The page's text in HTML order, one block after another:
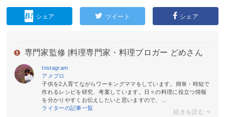
シェア ツイート シェア
専門家監修 | 料理専門家・料理ブロガー どめさん
Instagram
アメブロ
子供を2人育てながらワーキングママをしています。簡単・時短で
作れるレシピを研究、考案しています。日々の料理に役立つ情報
を分かりやすくお伝えしたいと思いますので、...
ライターの記事一覧